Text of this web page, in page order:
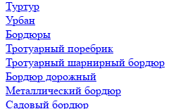
Туртур
Урбан
Бордюры
Тротуарный поребрик
Тротуарный шарнирный бордюр
Бордюр дорожный
Металлический бордюр
Садовый бордюр